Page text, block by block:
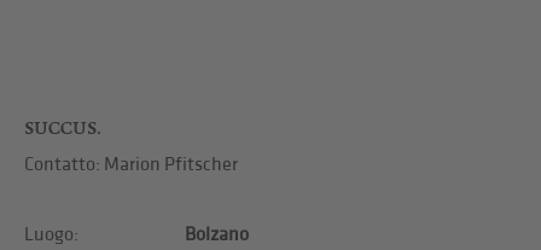
SUCCUS.
Contatto: Marion Pfitscher
Luogo:
Bolzano